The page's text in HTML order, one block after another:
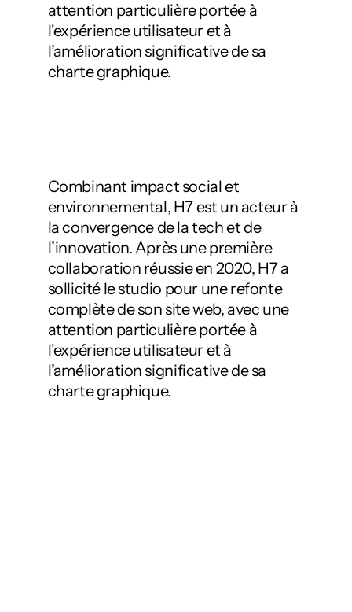
attention particulière portée à
l'expérience utilisateur et à
l’amélioration significative de sa
charte graphique.
Combinant impact social et
environnemental, H7 est un acteur à
la convergence de la tech et de
l’innovation. Après une première
collaboration réussie en 2020, H7 a
sollicité le studio pour une refonte
complète de son site web, avec une
attention particulière portée à
l'expérience utilisateur et à
l’amélioration significative de sa
charte graphique.